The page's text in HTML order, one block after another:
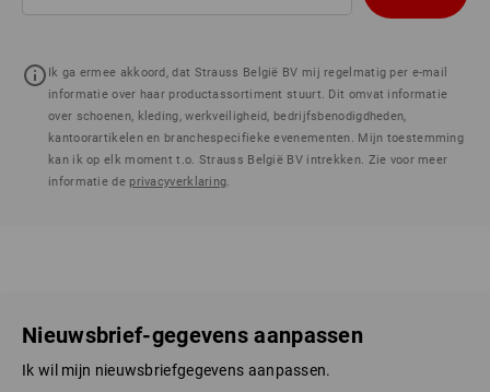
Ik ga ermee akkoord, dat Strauss België BV mij regelmatig per e-mail
informatie over haar productassortiment stuurt. Dit omvat informatie
over schoenen, kleding, werkveiligheid, bedrijfsbenodigdheden,
kantoorartikelen en branchespecifieke evenementen. Mijn toestemming
kan ik op elk moment t.o. Strauss België BV intrekken. Zie voor meer
informatie de privacyverklaring.
Nieuwsbrief-gegevens aanpassen
Ik wil mijn nieuwsbriefgegevens aanpassen.